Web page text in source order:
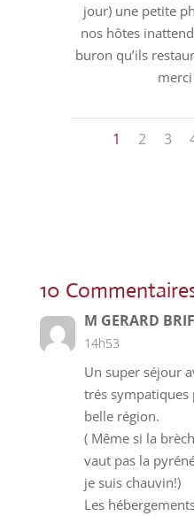
jour) une petite
nos hôtes
buron qu’ils
1 2 3
10
M GERARD
14h53
Un super séjour
trés
belle région.
( Même si la
vaut pas la
je suis chauvin!)
Les